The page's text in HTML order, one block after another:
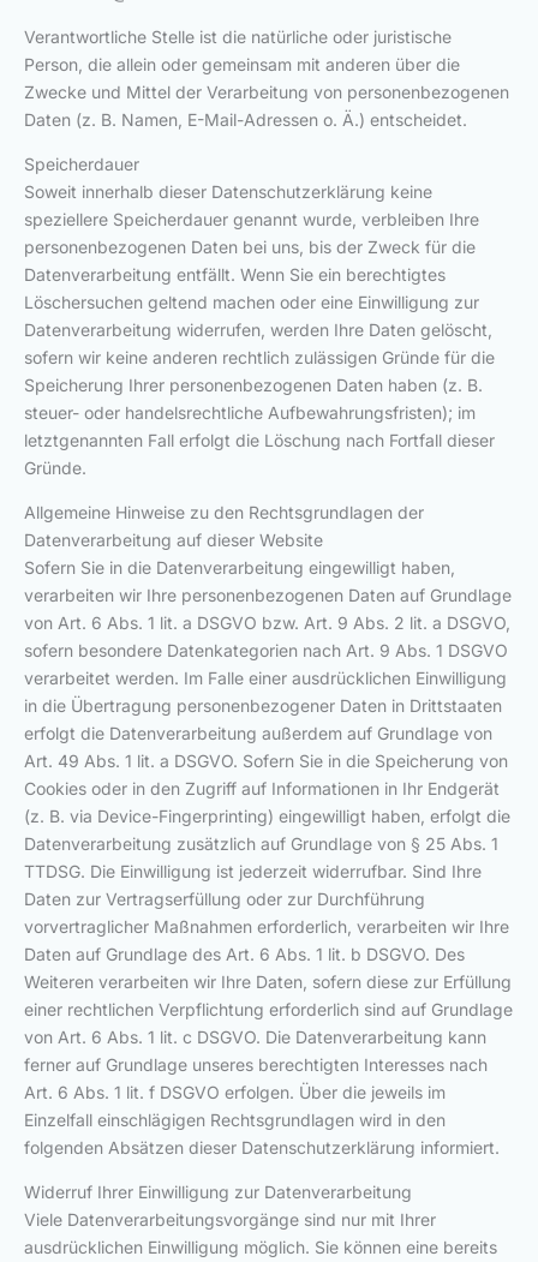
Verantwortliche Stelle ist die natürliche oder juristische
Person, die allein oder gemeinsam mit anderen über die
Zwecke und Mittel der Verarbeitung von personenbezogenen
Daten (z. B. Namen, E-Mail-Adressen o. Ä.) entscheidet.
Speicherdauer
Soweit innerhalb dieser Datenschutzerklärung keine
speziellere Speicherdauer genannt wurde, verbleiben Ihre
personenbezogenen Daten bei uns, bis der Zweck für die
Datenverarbeitung entfällt. Wenn Sie ein berechtigtes
Löschersuchen geltend machen oder eine Einwilligung zur
Datenverarbeitung widerrufen, werden Ihre Daten gelöscht,
sofern wir keine anderen rechtlich zulässigen Gründe für die
Speicherung Ihrer personenbezogenen Daten haben (z. B.
steuer- oder handelsrechtliche Aufbewahrungsfristen); im
letztgenannten Fall erfolgt die Löschung nach Fortfall dieser
Gründe.
Allgemeine Hinweise zu den Rechtsgrundlagen der
Datenverarbeitung auf dieser Website
Sofern Sie in die Datenverarbeitung eingewilligt haben,
verarbeiten wir Ihre personenbezogenen Daten auf Grundlage
von Art. 6 Abs. 1 lit. a DSGVO bzw. Art. 9 Abs. 2 lit. a DSGVO,
sofern besondere Datenkategorien nach Art. 9 Abs. 1 DSGVO
verarbeitet werden. Im Falle einer ausdrücklichen Einwilligung
in die Übertragung personenbezogener Daten in Drittstaaten
erfolgt die Datenverarbeitung außerdem auf Grundlage von
Art. 49 Abs. 1 lit. a DSGVO. Sofern Sie in die Speicherung von
Cookies oder in den Zugriff auf Informationen in Ihr Endgerät
(z. B. via Device-Fingerprinting) eingewilligt haben, erfolgt die
Datenverarbeitung zusätzlich auf Grundlage von § 25 Abs. 1
TTDSG. Die Einwilligung ist jederzeit widerrufbar. Sind Ihre
Daten zur Vertragserfüllung oder zur Durchführung
vorvertraglicher Maßnahmen erforderlich, verarbeiten wir Ihre
Daten auf Grundlage des Art. 6 Abs. 1 lit. b DSGVO. Des
Weiteren verarbeiten wir Ihre Daten, sofern diese zur Erfüllung
einer rechtlichen Verpflichtung erforderlich sind auf Grundlage
von Art. 6 Abs. 1 lit. c DSGVO. Die Datenverarbeitung kann
ferner auf Grundlage unseres berechtigten Interesses nach
Art. 6 Abs. 1 lit. f DSGVO erfolgen. Über die jeweils im
Einzelfall einschlägigen Rechtsgrundlagen wird in den
folgenden Absätzen dieser Datenschutzerklärung informiert.
Widerruf Ihrer Einwilligung zur Datenverarbeitung
Viele Datenverarbeitungsvorgänge sind nur mit Ihrer
ausdrücklichen Einwilligung möglich. Sie können eine bereits